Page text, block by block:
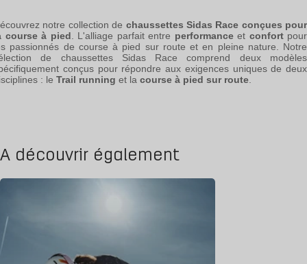
notre collection de chaussettes Sidas Race conçues pour
course à pied. L'alliage parfait entre performanceet confortpour
passionnés de course à pied sur route et en pleine nature. Notre
de chaussettes Sidas Race comprend deux modèles
conçus pour répondre aux exigences uniques de deux
: le Trail running et la course à pied sur route.
A découvrir également